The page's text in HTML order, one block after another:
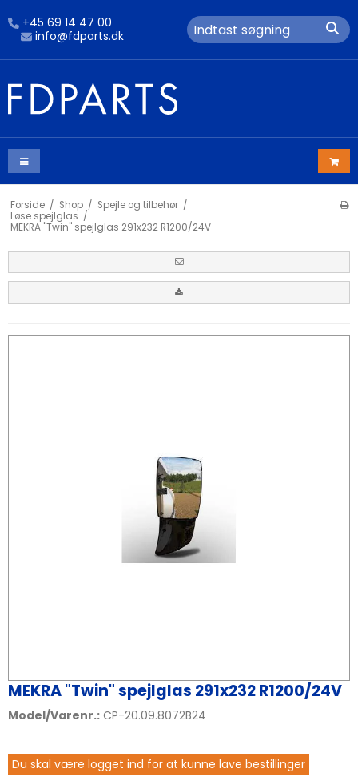
+45 69 14 47 00
info@fdparts.dk
Forside / Shop / Spejle og tilbehør /
Løse spejlglas /
MEKRA "Twin" spejlglas 291x232 R1200/24V
MEKRA "Twin" spejlglas 291x232 R1200/24V
Model/Varenr.: CP-20.09.8072B24
Du skal være logget ind for at kunne lave bestillinger